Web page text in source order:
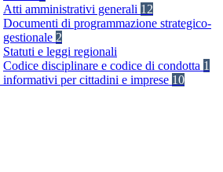
Atti amministrativi generali 12
Documenti di programmazione strategico-
gestionale 2
Statuti e leggi regionali
Codice disciplinare e codice di condotta 1
informativi per cittadini e imprese 10